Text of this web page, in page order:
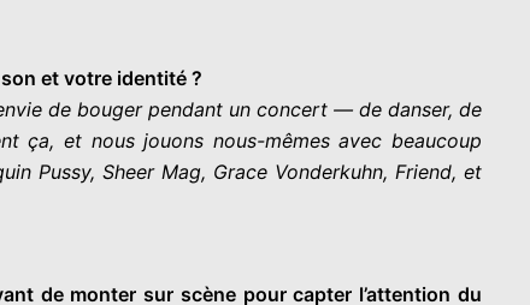
et votre identité ?
de bouger pendant un concert — de danser, de
ça, et nous jouons nous-mêmes avec beaucoup
Pussy, Sheer Mag, Grace Vonderkuhn, Friend, et
de monter sur scène pour capter l’attention du